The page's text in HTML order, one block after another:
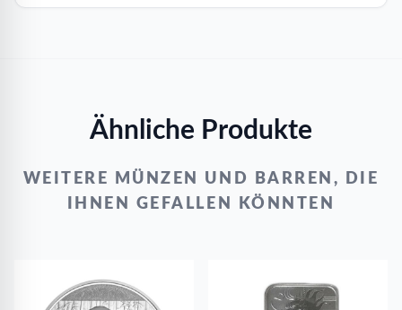
Ähnliche Produkte
WEITERE MÜNZEN UND BARREN, DIE
IHNEN GEFALLEN KÖNNTEN